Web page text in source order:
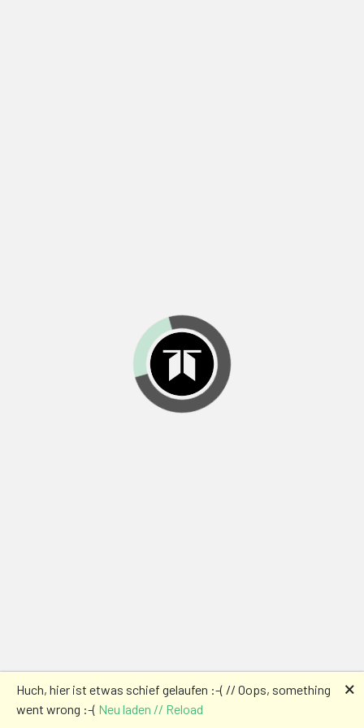
Huch, hier ist etwas schief gelaufen :-( // Oops, something
went wrong :-( Neu laden // Reload
🗙